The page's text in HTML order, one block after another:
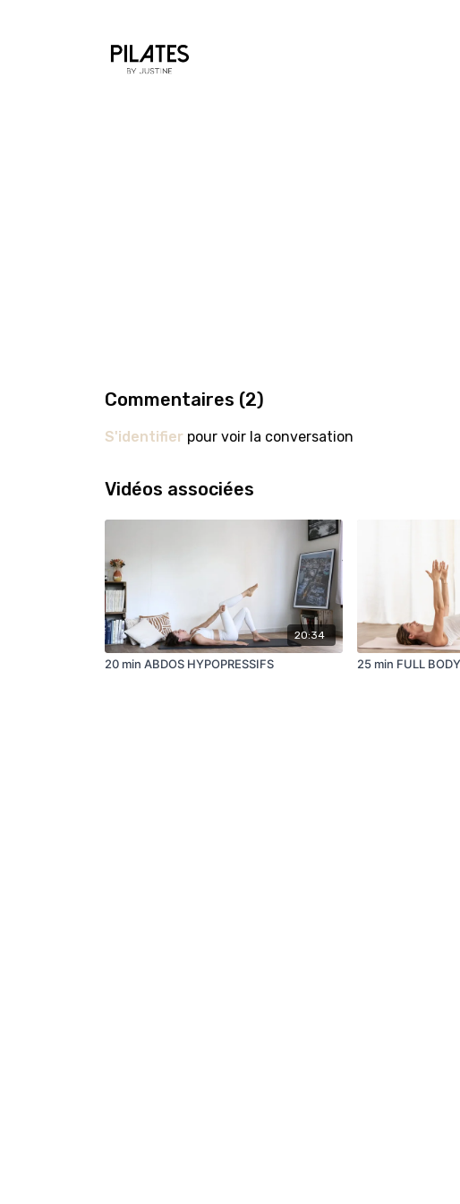
Commentaires (2)
S'identifier pour voir la conversation
Vidéos associées
20:34
20 min ABDOS HYPOPRESSIFS 25 min FULL